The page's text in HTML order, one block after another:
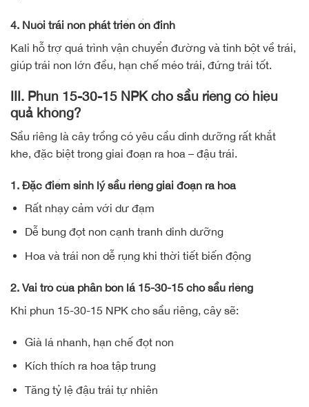
4. Nuôi trái non phát triển ổn định
Kali hỗ trợ quá trình vận chuyển đường và tinh bột về trái,
giúp trái non lớn đều, hạn chế méo trái, đứng trái tốt.
III. Phun 15-30-15 NPK cho sầu riêng có hiệu
quả không?
Sầu riêng là cây trồng có yêu cầu dinh dưỡng rất khắt
khe, đặc biệt trong giai đoạn ra hoa – đậu trái.
1. Đặc điểm sinh lý sầu riêng giai đoạn ra hoa
Rất nhạy cảm với dư đạm
Dễ bung đọt non cạnh tranh dinh dưỡng
Hoa và trái non dễ rụng khi thời tiết biến động
2. Vai trò của phân bón lá 15-30-15 cho sầu riêng
Khi phun 15-30-15 NPK cho sầu riêng, cây sẽ:
Già lá nhanh, hạn chế đọt non
Kích thích ra hoa tập trung
Tăng tỷ lệ đậu trái tự nhiên